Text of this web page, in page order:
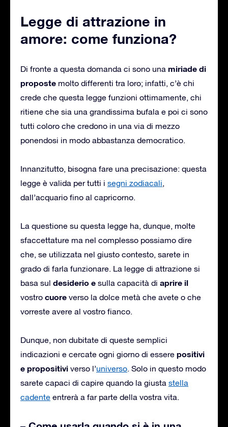
Legge di attrazione in
amore: come funziona?
Di fronte a questa domanda ci sono una miriade di
proposte molto differenti tra loro; infatti, c’è chi
crede che questa legge funzioni ottimamente, chi
ritiene che sia una grandissima bufala e poi ci sono
tutti coloro che credono in una via di mezzo
ponendosi in modo abbastanza democratico.
Innanzitutto, bisogna fare una precisazione: questa
legge è valida per tutti i segni zodiacali,
dall’acquario fino al capricorno.
La questione su questa legge ha, dunque, molte
sfaccettature ma nel complesso possiamo dire
che, se utilizzata nel giusto contesto, sarete in
grado di farla funzionare. La legge di attrazione si
basa sul desiderio e sulla capacità di aprire il
vostro cuore verso la dolce metà che avete o che
vorreste avere al vostro fianco.
Dunque, non dubitate di queste semplici
indicazioni e cercate ogni giorno di essere positivi
e propositivi verso l’universo. Solo in questo modo
sarete capaci di capire quando la giusta stella
cadente entrerà a far parte della vostra vita.